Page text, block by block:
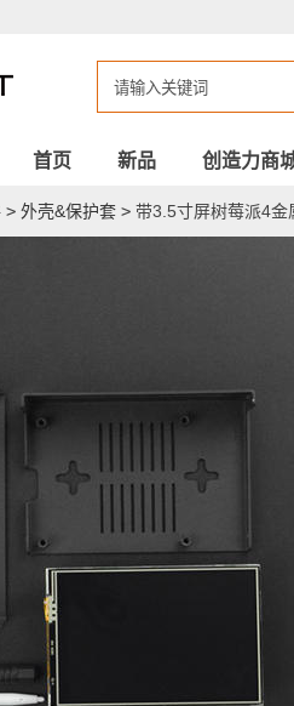
首页 新品 创造力商
> 外壳&保护套 > 带3.5寸屏树莓派4金